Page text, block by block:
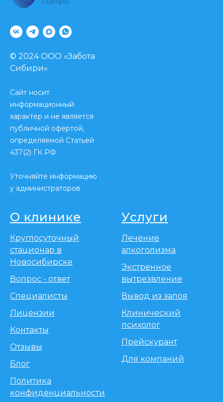
© 2024 ООО «Забота
Сибири»
Сайт носит
информационный
характер и не является
публичной офертой,
определяемой Статьей
437(2) ГК РФ
Уточняйте информацию
у администраторов
О клинике
Круглосуточный
стационар в
Новосибирске
Вопрос - ответ
Специалисты
Лицензии
Контакты
Отзывы
Блог
Политика
конфиденциальности
Услуги
Лечение
алкоголизма
Экстренное
вытрезвление
Вывод из запоя
Клинический
психолог
Прейскурант
Для компаний
Информация, представленная на сайте,
не может быть использована для
постановки диагноза, назначения
лечения. Необходима консультация
специалиста.
Лицензия № Л041-01125-54/00349780 от